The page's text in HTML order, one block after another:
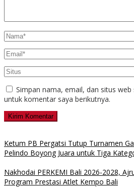
Simpan nama, email, dan situs
untuk komentar saya berikutnya.
Ketum PB Pergatsi Tutup Turnamen
Pelindo Boyong Juara untuk Tiga
Nakhodai PERKEMI Bali 2026-2028,
Program Prestasi Atlet Kempo Bali